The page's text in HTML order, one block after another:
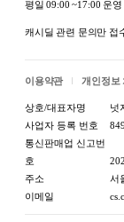
평일 09:00 ~17:00 운영
캐시딜 관련 문의만 접
이용약관 개인정보
상호/대표자명
넛
사업자 등록 번호
통신판매업 신고번
호
주소
서
이메일